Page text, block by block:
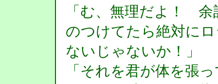
「む、無理だよ！
のつけてたら絶対に
ないじゃないか！」
「それを君が体を張